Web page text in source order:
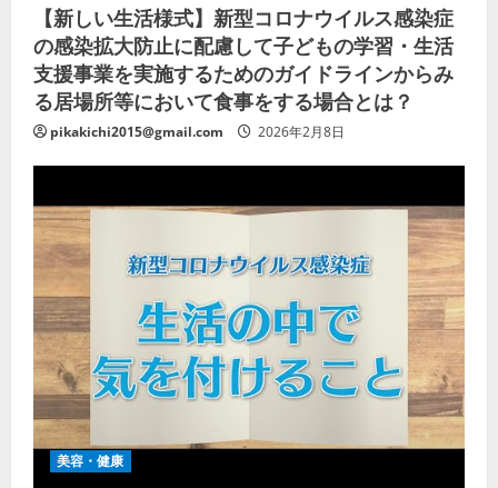
【新しい生活様式】新型コロナウイルス感染症
の感染拡大防止に配慮して子どもの学習・生活
支援事業を実施するためのガイドラインからみ
る居場所等において食事をする場合とは？
pikakichi2015@gmail.com 2026年2月8日
美容・健康